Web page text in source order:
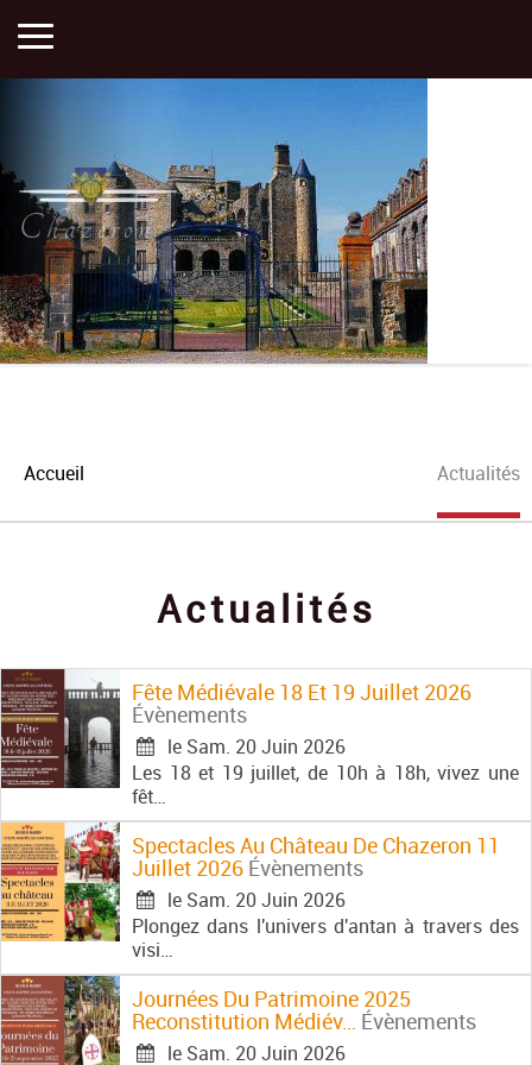
Activités
Histoire
Actualités
Chazeron
Accueil Actualités
Actualités
Fête Médiévale 18 Et 19 Juillet 2026
Évènements
le Sam. 20 Juin 2026
Les 18 et 19 juillet, de 10h à 18h, vivez une
fêt…
Spectacles Au Château De Chazeron 11
Juillet 2026 Évènements
le Sam. 20 Juin 2026
Plongez dans l'univers d'antan à travers des
visi…
Journées Du Patrimoine 2025
Reconstitution Médiév… Évènements
le Sam. 20 Juin 2026